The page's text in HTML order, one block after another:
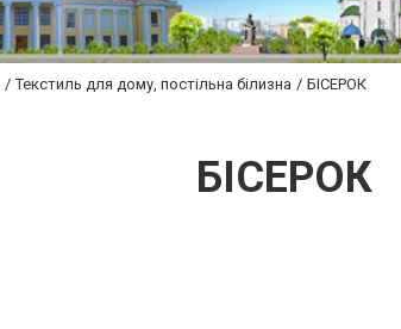
Текстиль для дому, постільна білизна БІСЕРОК
БІСЕРОК